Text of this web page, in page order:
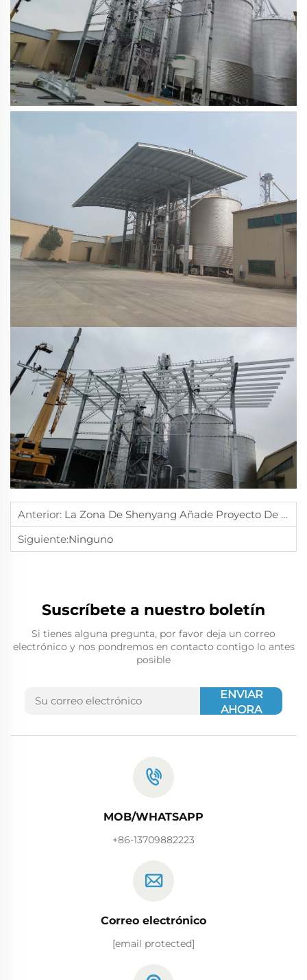
Anterior: La Zona De Shenyang Añade Proyecto De Mil Millones De Dólares: Planta De Heraeus Impulsa Transformación Inteligente En El Noreste De China
Siguiente:Ninguno
Suscríbete a nuestro boletín
Si tienes alguna pregunta, por favor deja un correo
electrónico y nos pondremos en contacto contigo lo antes
posible
ENVIAR
AHORA
MOB/WHATSAPP
+86-13709882223
Correo electrónico
[email protected]